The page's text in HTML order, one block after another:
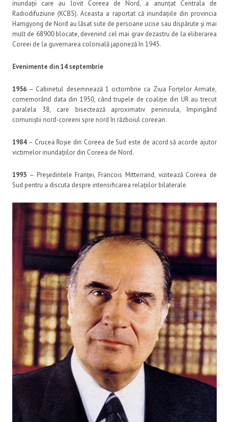
inundații care au lovit Coreea de Nord, a anunțat Centrala de
Radiodifuziune (KCBS). Aceasta a raportat că inundațiile din provincia
Hamgyong de Nord au lăsat sute de persoane ucise sau dispărute și mai
mult de 68900 blocate, devenind cel mai grav dezastru de la eliberarea
Coreei de la guvernarea colonială japoneză în 1945.
Evenimente din 14 septembrie
1956 – Cabinetul desemnează 1 octombrie ca Ziua Forțelor Armate,
comemorând data din 1950, când trupele de coaliție din UR au trecut
paralela 38, care bisectează aproximativ peninsula, împingând
comuniștii nord-coreeni spre nord în războiul coreean.
1984– Crucea Roșie din Coreea de Sud este de acord să acorde ajutor
victimelor inundațiilor din Coreea de Nord.
1993 – Președintele Franței, Francois Mitterrand, vizitează Coreea de
Sud pentru a discuta despre intensificarea relațiilor bilaterale.